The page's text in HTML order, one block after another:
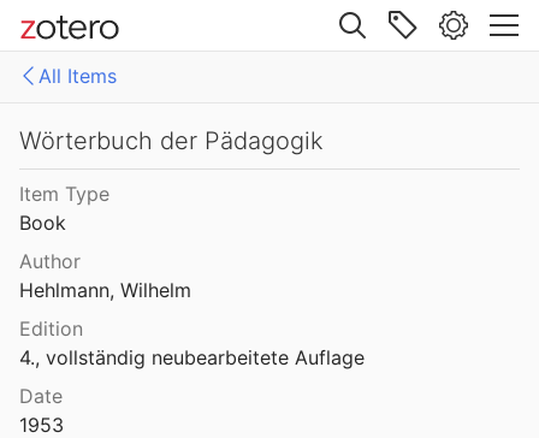
Site navigation
All Items
Gesamtausgabe (KMG)
All Items
1: Klaus Mollenhauer: Werke
3: Archivdokumente
Wörterbuch der Pädagogik
Item Type
Book
Author
Hehlmann, Wilhelm
Edition
4., vollständig neubearbeitete Auflage
Date
1953